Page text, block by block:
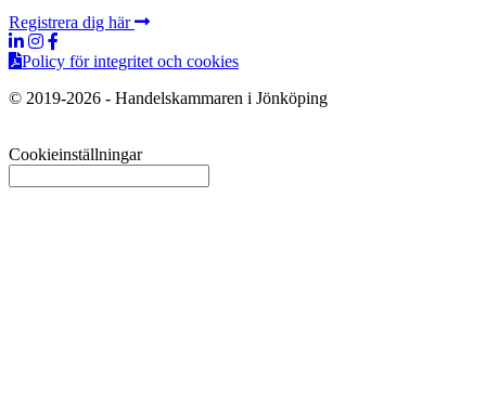
Registrera dig här
Policy för integritet och cookies
© 2019-2026 - Handelskammaren i Jönköping
Cookieinställningar